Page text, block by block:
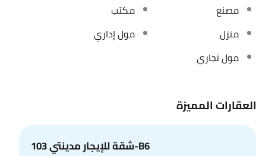
مصنع
مكتب
منزل
مول إداري
مول تجاري
العقارات المميزة
شقة للإيجار مدينتي 103-B6